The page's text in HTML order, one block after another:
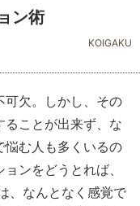
ン術
KOIGAKU
可欠。しかし、その
ることが出来ず、な
悩む人も多くいるの
ンをどうとれば、
、なんとなく感覚で